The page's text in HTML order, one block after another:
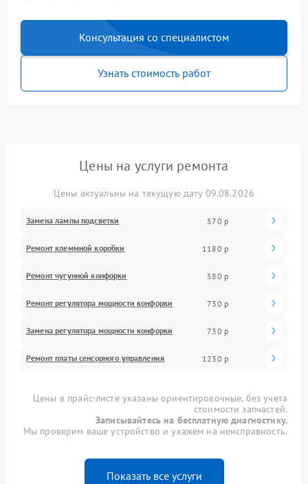
Консультация со специалистом
Узнать стоимость работ
Цены на услуги ремонта
Цены актуальны на текущую дату 09.08.2026
Замена лампы подсветки 570 р
Ремонт клеммной коробки 1180 р
Ремонт чугунной конфорки 580 р
Ремонт регулятора мощности конфорки 730 р
Замена регулятора мощности конфорки 730 р
Ремонт платы сенсорного управления 1230 р
Цены в прайс-листе указаны ориентировочные, без учета
стоимости запчастей.
Записывайтесь на бесплатную диагностику.
Мы проверим ваше устройство и укажем на неисправность.
Показать все услуги